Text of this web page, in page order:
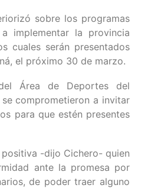
sobre los programas
implementar la provincia
cuales serán presentados
el próximo 30 de marzo.
Área de Deportes del
comprometieron a invitar
para que estén presentes
-dijo Cichero- quien
ante la promesa por
de poder traer alguno